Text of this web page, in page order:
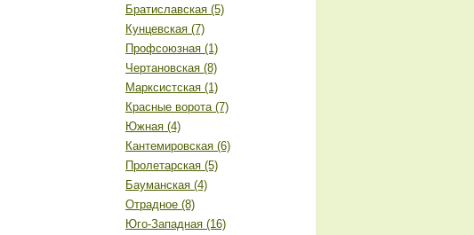
Братиславская (5)
Кунцевская (7)
Профсоюзная (1)
Чертановская (8)
Марксистская (1)
Красные ворота (7)
Южная (4)
Кантемировская (6)
Пролетарская (5)
Бауманская (4)
Отрадное (8)
Юго-Западная (16)